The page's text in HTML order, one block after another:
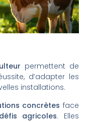
permettent de
d’adapter les
installations.
concrètes face
agricoles. Elles